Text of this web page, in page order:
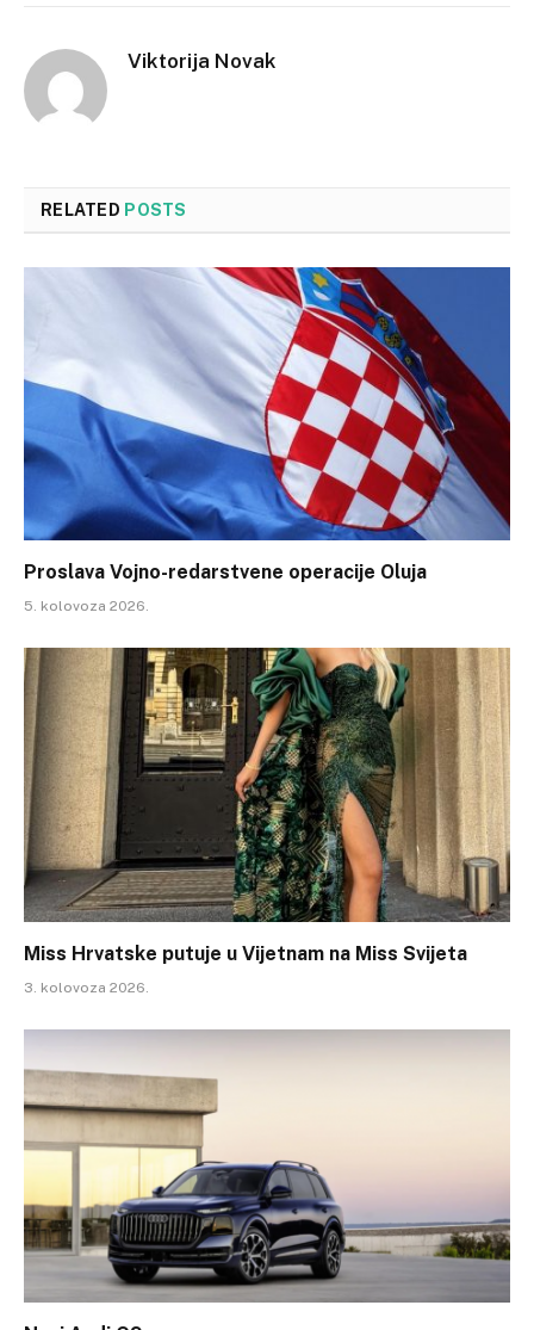
Viktorija Novak
RELATED POSTS
Proslava Vojno-redarstvene operacije Oluja
5. kolovoza 2026.
Miss Hrvatske putuje u Vijetnam na Miss Svijeta
3. kolovoza 2026.